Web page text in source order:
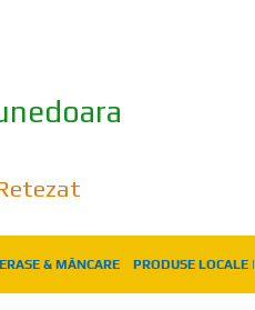
& MÂNCARE PRODUSE LOCALE |